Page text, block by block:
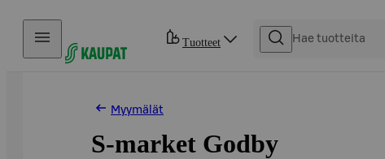
Hyppää sisältöön
Tuotteet
Myymälät
S-market Godby